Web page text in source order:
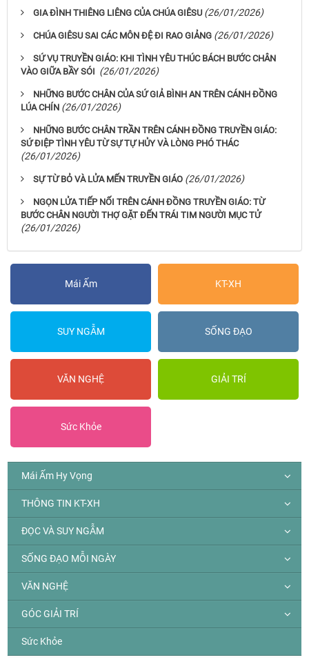
GIA ĐÌNH THIÊNG LIÊNG CỦA CHÚA GIÊSU (26/01/2026)
CHÚA GIÊSU SAI CÁC MÔN ĐỆ ĐI RAO GIẢNG (26/01/2026)
SỨ VỤ TRUYỀN GIÁO: KHI TÌNH YÊU THÚC BÁCH BƯỚC CHÂN
VÀO GIỮA BẦY SÓI (26/01/2026)
NHỮNG BƯỚC CHÂN CỦA SỨ GIẢ BÌNH AN TRÊN CÁNH ĐỒNG
LÚA CHÍN (26/01/2026)
NHỮNG BƯỚC CHÂN TRẦN TRÊN CÁNH ĐỒNG TRUYỀN GIÁO:
SỨ ĐIỆP TÌNH YÊU TỪ SỰ TỰ HỦY VÀ LÒNG PHÓ THÁC
(26/01/2026)
SỰ TỪ BỎ VÀ LỬA MẾN TRUYỀN GIÁO (26/01/2026)
NGỌN LỬA TIẾP NỐI TRÊN CÁNH ĐỒNG TRUYỀN GIÁO: TỪ
BƯỚC CHÂN NGƯỜI THỢ GẶT ĐẾN TRÁI TIM NGƯỜI MỤC TỬ
(26/01/2026)
Mái Ấm KT-XH
SUY NGẪM SỐNG ĐẠO
VĂN NGHỆ GIẢI TRÍ
Sức Khỏe
Mái Ấm Hy Vọng
THÔNG TIN KT-XH
ĐỌC VÀ SUY NGẪM
SỐNG ĐẠO MỖI NGÀY
VĂN NGHỆ
GÓC GIẢI TRÍ
Sức Khỏe